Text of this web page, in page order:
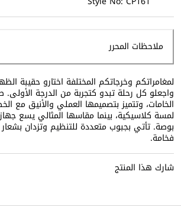
ملاحظات المحرر
لمغامراتكم وخرجاتكم المختلفة اختارو حقيبة
واجعلو كل رحلة تبدو كتجربة من الدرجة
الخامات، وتتميز بتصميمها العملي والأنيق مع
بوصة. تأتي بجبوب متعددة للتنظيم وتزدان بشعار
فخامة.
شارك هذا المنتج